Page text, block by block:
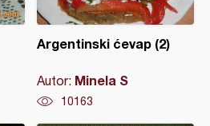
Argentinski ćevap (2)
Autor: Minela S
10163